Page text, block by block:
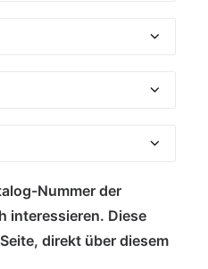
Nummer der
interessieren. Diese
direkt über diesem